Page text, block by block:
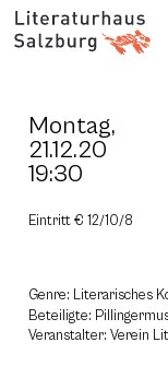
Montag,
21.12.20
19:30
Eintritt € 12/10/8
Genre: Literarisches
Beteiligte:
Veranstalter: Verein